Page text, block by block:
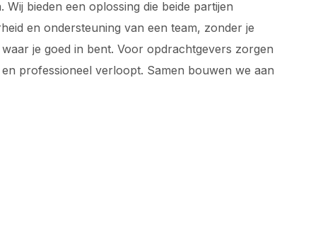
bieden een oplossing die beide partijen
en ondersteuning van een team, zonder je
je goed in bent. Voor opdrachtgevers zorgen
professioneel verloopt. Samen bouwen we aan